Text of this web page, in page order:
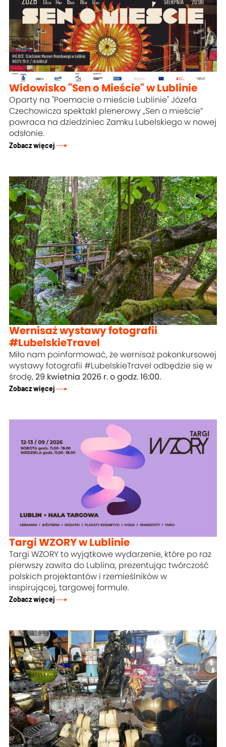
Widowisko "Sen o Mieście" w Lublinie
Oparty na "Poemacie o mieście Lublinie" Józefa
Czechowicza spektakl plenerowy „Sen o mieście”
powraca na dziedziniec Zamku Lubelskiego w nowej
odsłonie.
Zobacz więcej
Wernisaż wystawy fotografii
#LubelskieTravel
Miło nam poinformować, że wernisaż pokonkursowej
wystawy fotografii #LubelskieTravel odbędzie się w
środę, 29 kwietnia 2026 r. o godz. 16:00.
Zobacz więcej
Targi WZORY w Lublinie
Targi WZORY to wyjątkowe wydarzenie, które po raz
pierwszy zawita do Lublina, prezentując twórczość
polskich projektantów i rzemieślników w
inspirującej, targowej formule.
Zobacz więcej